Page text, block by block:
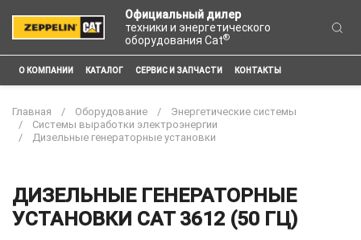
Официальный дилер
техники и энергетического
оборудования Cat®
О КОМПАНИИ КАТАЛОГ СЕРВИС И ЗАПЧАСТИ КОНТАКТЫ
Главная Оборудование
Энергетические системы
Системы выработки электроэнергии
Дизельные генераторные установки
ДИЗЕЛЬНЫЕ ГЕНЕРАТОРНЫЕ
УСТАНОВКИ CAT 3612 (50 ГЦ)